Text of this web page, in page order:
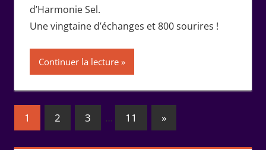
d’Harmonie Sel.
Une vingtaine d’échanges et 800 sourires !
Continuer la lecture
Pagination
1 2 3 … 11
Publications
suivantes :
»